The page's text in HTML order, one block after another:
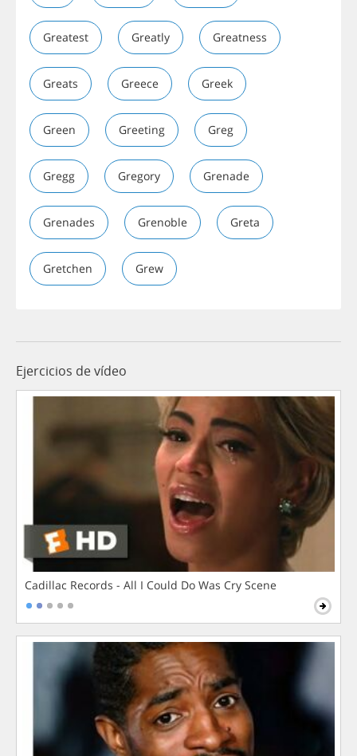
Greatest Greatly Greatness
Greats Greece Greek
Green Greeting Greg
Gregg Gregory Grenade
Grenades Grenoble Greta
Gretchen Grew
Ejercicios de vídeo
Cadillac Records - All I Could Do Was Cry Scene